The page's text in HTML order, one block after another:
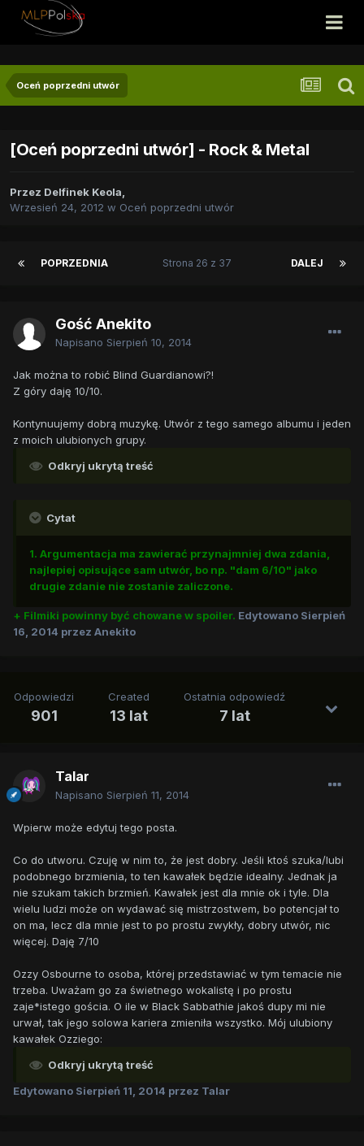
Oceń poprzedni utwór
[Oceń poprzedni utwór] - Rock & Metal
Przez Delfinek Keola,
Wrzesień 24, 2012 w Oceń poprzedni utwór
POPRZEDNIA DALEJ
Strona 26 z 37
Gość Anekito
Napisano Sierpień 10, 2014
Jak można to robić Blind Guardianowi?!
Z góry daję 10/10.
Kontynuujemy dobrą muzykę. Utwór z tego samego albumu i jeden
z moich ulubionych grupy.
Odkryj ukrytą treść
Cytat
1. Argumentacja ma zawierać przynajmniej dwa zdania,
najlepiej opisujące sam utwór, bo np. "dam 6/10" jako
drugie zdanie nie zostanie zaliczone.
+ Filmiki powinny być chowane w spoiler. Edytowano Sierpień
16, 2014 przez Anekito
Odpowiedzi
901
Created
13 lat
Ostatnia odpowiedź
7 lat
Talar
Napisano Sierpień 11, 2014
Wpierw może edytuj tego posta.
Co do utworu. Czuję w nim to, że jest dobry. Jeśli ktoś szuka/lubi
podobnego brzmienia, to ten kawałek będzie idealny. Jednak ja
nie szukam takich brzmień. Kawałek jest dla mnie ok i tyle. Dla
wielu ludzi może on wydawać się mistrzostwem, bo potencjał to
on ma, lecz dla mnie jest to po prostu zwykły, dobry utwór, nic
więcej. Daję 7/10
Ozzy Osbourne to osoba, której przedstawiać w tym temacie nie
trzeba. Uważam go za świetnego wokalistę i po prostu
zaje*istego gościa. O ile w Black Sabbathie jakoś dupy mi nie
urwał, tak jego solowa kariera zmieniła wszystko. Mój ulubiony
kawałek Ozziego:
Odkryj ukrytą treść
Edytowano Sierpień 11, 2014 przez Talar